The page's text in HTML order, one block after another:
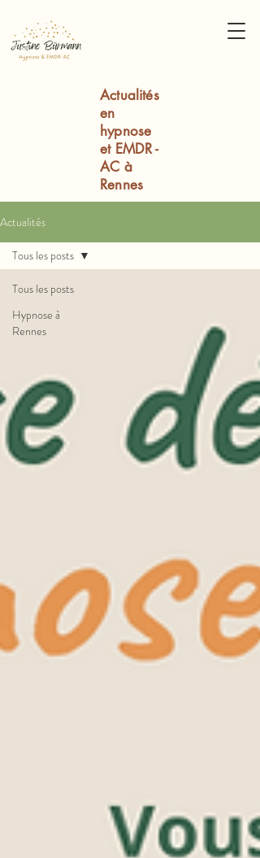
Actualités
en
hypnose
et EMDR -
AC à
Rennes
Actualités
Tous les posts
Hypnose à
Rennes
Tous les posts